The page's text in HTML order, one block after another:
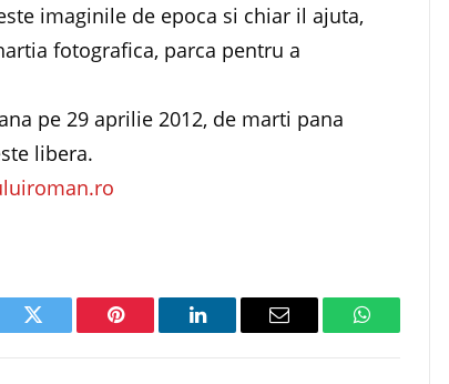
imaginile de epoca si chiar il ajuta,
fotografica, parca pentru a
pe 29 aprilie 2012, de marti pana
libera.
Twitter Pinterest LinkedIn Email WhatsApp